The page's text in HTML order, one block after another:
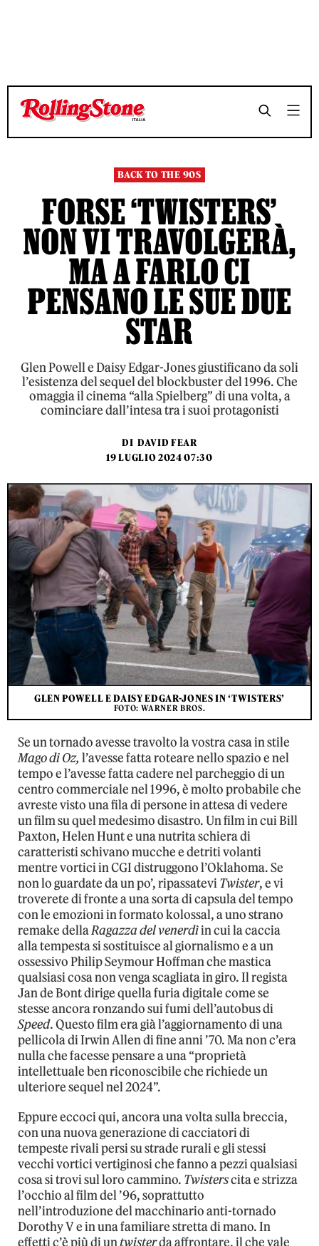
TEMPO DI LETTURA 9 MINUTI SHARE
TEMPO DI LETTURA 9 MINUTI SHARE
BACK TO THE 90S
FORSE ‘TWISTERS’
NON VI TRAVOLGERÀ,
MA A FARLO CI
PENSANO LE SUE DUE
STAR
Glen Powell e Daisy Edgar-Jones giustificano da soli
l’esistenza del sequel del blockbuster del 1996. Che
omaggia il cinema “alla Spielberg” di una volta, a
cominciare dall’intesa tra i suoi protagonisti
DI DAVID FEAR
19 LUGLIO 2024 07:30
GLEN POWELL E DAISY EDGAR-JONES IN ‘TWISTERS’
FOTO: WARNER BROS.
Se un tornado avesse travolto la vostra casa in stile
Mago di Oz, l’avesse fatta roteare nello spazio e nel
tempo e l’avesse fatta cadere nel parcheggio di un
centro commerciale nel 1996, è molto probabile che
avreste visto una fila di persone in attesa di vedere
un film su quel medesimo disastro. Un film in cui Bill
Paxton, Helen Hunt e una nutrita schiera di
caratteristi schivano mucche e detriti volanti
mentre vortici in CGI distruggono l’Oklahoma. Se
non lo guardate da un po’, ripassateviTwister, e vi
troverete di fronte a una sorta di capsula del tempo
con le emozioni in formato kolossal, a uno strano
remake dellaRagazza del venerdìin cui la caccia
alla tempesta si sostituisce al giornalismo e a un
ossessivo Philip Seymour Hoffman che mastica
qualsiasi cosa non venga scagliata in giro. Il regista
Jan de Bont dirige quella furia digitale come se
stesse ancora ronzando sui fumi dell’autobus di
Speed. Questo film era già l’aggiornamento di una
pellicola di Irwin Allen di fine anni ’70. Ma non c’era
nulla che facesse pensare a una “proprietà
intellettuale ben riconoscibile che richiede un
ulteriore sequel nel 2024”.
Eppure eccoci qui, ancora una volta sulla breccia,
con una nuova generazione di cacciatori di
tempeste rivali persi su strade rurali e gli stessi
vecchi vortici vertiginosi che fanno a pezzi qualsiasi
cosa si trovi sul loro cammino. Twisterscita e strizza
l’occhio al film del ’96, soprattutto
nell’introduzione del macchinario anti-tornado
Dorothy V e in una familiare stretta di mano. In
effetti c’è più di untwisterda affrontare, il che vale